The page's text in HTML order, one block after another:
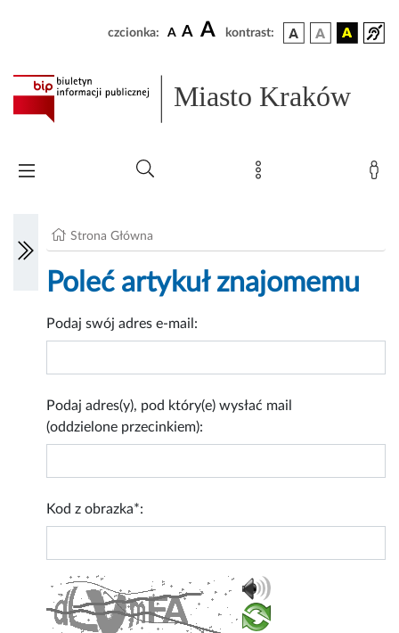
czcionka: A A A kontrast:
Miasto Kraków
Strona Główna
Poleć artykuł znajomemu
Podaj swój adres e-mail:
Podaj adres(y), pod który(e) wysłać mail
(oddzielone przecinkiem):
Kod z obrazka*: